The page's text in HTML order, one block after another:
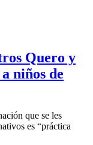
Quero y
niños de
que se les
es “práctica